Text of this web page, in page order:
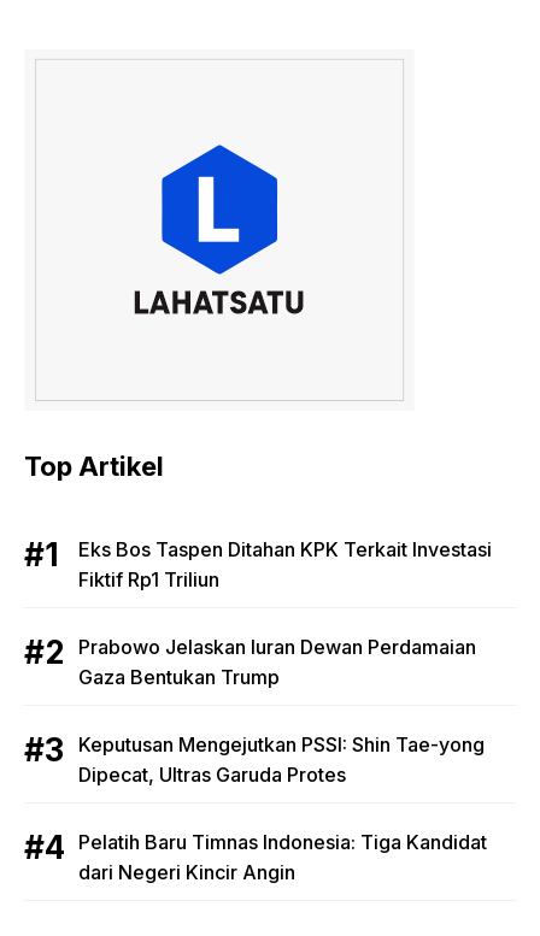
Top Artikel
Eks Bos Taspen Ditahan KPK Terkait Investasi
Fiktif Rp1 Triliun
Prabowo Jelaskan Iuran Dewan Perdamaian
Gaza Bentukan Trump
Keputusan Mengejutkan PSSI: Shin Tae-yong
Dipecat, Ultras Garuda Protes
Pelatih Baru Timnas Indonesia: Tiga Kandidat
dari Negeri Kincir Angin